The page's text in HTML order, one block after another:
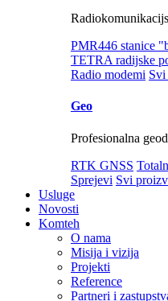
PMR446 stanice
TETRA radijske
Radio modemi
Geo
Profesionalna
RTK GNSS
Sprejevi Svi
Usluge
Novosti
Komteh
O nama
Misija i vizija
Projekti
Reference
Partneri i